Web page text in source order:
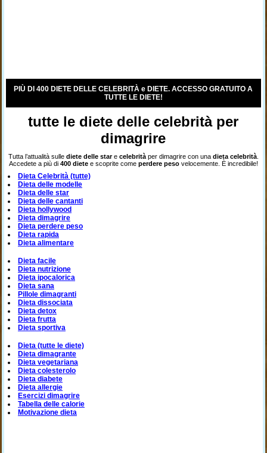
PIÙ DI 400 DIETE DELLE CELEBRITÀ e DIETE. ACCESSO GRATUITO A
TUTTE LE DIETE!
tutte le diete delle celebrità per
dimagrire
Tutta l’attualità sulle diete delle stare celebritàper dimagrire con una dieta celebrità.
Accedete a più di 400 dietee scoprite come perdere pesovelocemente. È incredibile!
Dieta Celebrità (tutte)
Dieta delle modelle
Dieta delle star
Dieta delle cantanti
Dieta hollywood
Dieta dimagrire
Dieta perdere peso
Dieta rapida
Dieta alimentare
Dieta facile
Dieta nutrizione
Dieta ipocalorica
Dieta sana
Pillole dimagranti
Dieta dissociata
Dieta detox
Dieta frutta
Dieta sportiva
Dieta (tutte le diete)
Dieta dimagrante
Dieta vegetariana
Dieta colesterolo
Dieta diabete
Dieta allergie
Esercizi dimagrire
Tabella delle calorie
Motivazione dieta